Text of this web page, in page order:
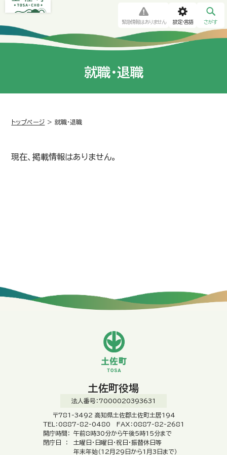
緊急情報はありません 設定・言語 さがす
就職・退職
トップページ > 就職・退職
現在、掲載情報はありません。
土佐町役場
法人番号：7000020393631
〒781-3492 高知県土佐郡土佐町土居194
TEL：0887-82-0480 FAX：0887-82-2681
開庁時間：
午前8時30分から午後5時15分まで
閉庁日 ：
土曜日・日曜日・祝日・振替休日等
年末年始（12月29日から1月3日まで）